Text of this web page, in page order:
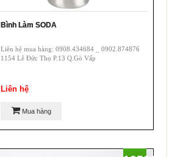
Bình Làm SODA
Liên hệ mua hàng: 0908.434684 _ 0902.874876
1154 Lê Đức Thọ P.13 Q.Gò Vấp
Liên hệ
Mua hàng